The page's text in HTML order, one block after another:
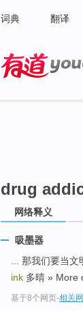
词典 翻译
drug
网络释义
吸墨器
... 那我们要当
ink 多晴 » More
基于8个网页-相关